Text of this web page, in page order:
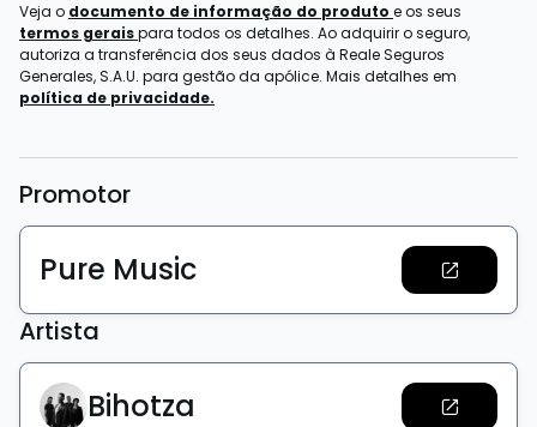
Veja o documento de informação do produto e os seus
termos geraispara todos os detalhes. Ao adquirir o seguro,
autoriza a transferência dos seus dados à Reale Seguros
Generales, S.A.U. para gestão da apólice. Mais detalhes em
política de privacidade.
Promotor
Pure Music
Artista
Bihotza